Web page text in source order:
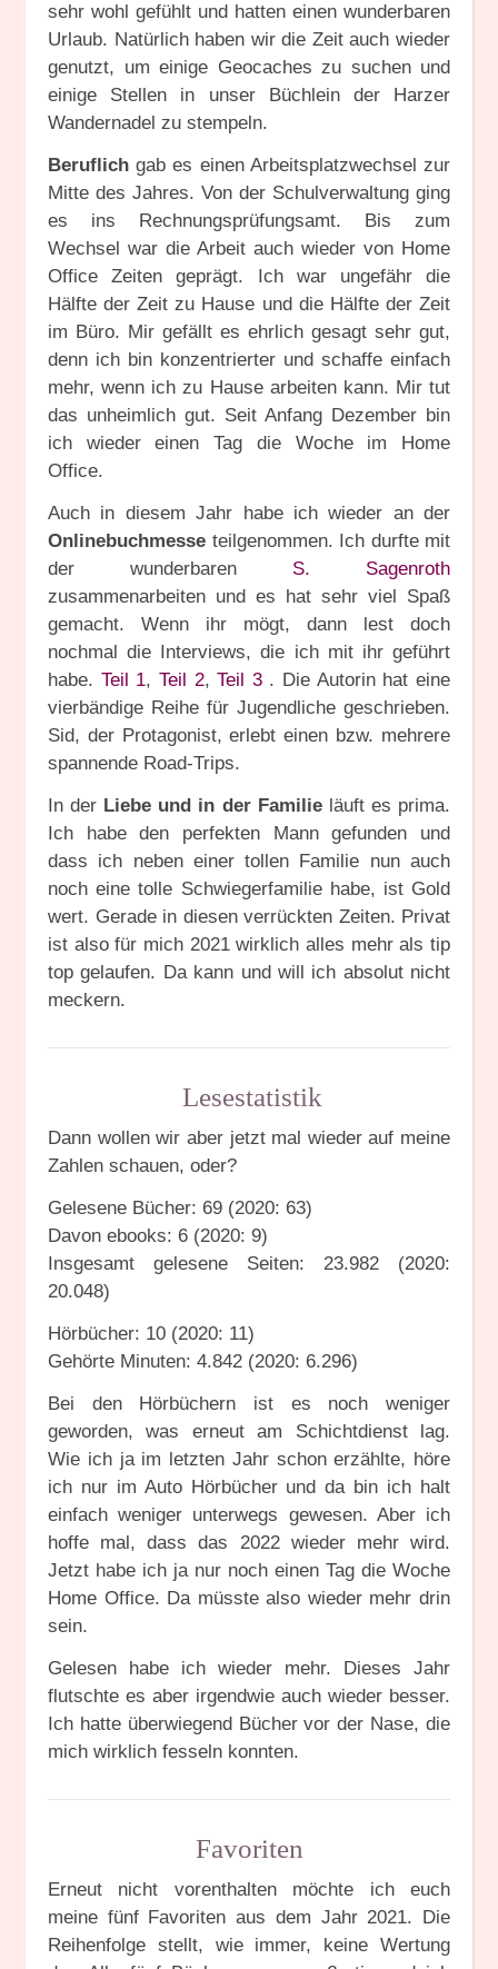
sehr wohl gefühlt und hatten einen wunderbaren
Urlaub. Natürlich haben wir die Zeit auch wieder
genutzt, um einige Geocaches zu suchen und
einige Stellen in unser Büchlein der Harzer
Wandernadel zu stempeln.
Beruflich gab es einen Arbeitsplatzwechsel zur
Mitte des Jahres. Von der Schulverwaltung ging
es ins Rechnungsprüfungsamt. Bis zum
Wechsel war die Arbeit auch wieder von Home
Office Zeiten geprägt. Ich war ungefähr die
Hälfte der Zeit zu Hause und die Hälfte der Zeit
im Büro. Mir gefällt es ehrlich gesagt sehr gut,
denn ich bin konzentrierter und schaffe einfach
mehr, wenn ich zu Hause arbeiten kann. Mir tut
das unheimlich gut. Seit Anfang Dezember bin
ich wieder einen Tag die Woche im Home
Office.
Auch in diesem Jahr habe ich wieder an der
Onlinebuchmesse teilgenommen. Ich durfte mit
der wunderbaren S. Sagenroth
zusammenarbeiten und es hat sehr viel Spaß
gemacht. Wenn ihr mögt, dann lest doch
nochmal die Interviews, die ich mit ihr geführt
habe. Teil 1, Teil 2,Teil 3. Die Autorin hat eine
vierbändige Reihe für Jugendliche geschrieben.
Sid, der Protagonist, erlebt einen bzw. mehrere
spannende Road-Trips.
In der Liebe und in der Familieläuft es prima.
Ich habe den perfekten Mann gefunden und
dass ich neben einer tollen Familie nun auch
noch eine tolle Schwiegerfamilie habe, ist Gold
wert. Gerade in diesen verrückten Zeiten. Privat
ist also für mich 2021 wirklich alles mehr als tip
top gelaufen. Da kann und will ich absolut nicht
meckern.
Lesestatistik
Dann wollen wir aber jetzt mal wieder auf meine
Zahlen schauen, oder?
Gelesene Bücher: 69 (2020: 63)
Davon ebooks: 6 (2020: 9)
Insgesamt gelesene Seiten: 23.982 (2020:
20.048)
Hörbücher: 10 (2020: 11)
Gehörte Minuten: 4.842 (2020: 6.296)
Bei den Hörbüchern ist es noch weniger
geworden, was erneut am Schichtdienst lag.
Wie ich ja im letzten Jahr schon erzählte, höre
ich nur im Auto Hörbücher und da bin ich halt
einfach weniger unterwegs gewesen. Aber ich
hoffe mal, dass das 2022 wieder mehr wird.
Jetzt habe ich ja nur noch einen Tag die Woche
Home Office. Da müsste also wieder mehr drin
sein.
Gelesen habe ich wieder mehr. Dieses Jahr
flutschte es aber irgendwie auch wieder besser.
Ich hatte überwiegend Bücher vor der Nase, die
mich wirklich fesseln konnten.
Favoriten
Erneut nicht vorenthalten möchte ich euch
meine fünf Favoriten aus dem Jahr 2021. Die
Reihenfolge stellt, wie immer, keine Wertung